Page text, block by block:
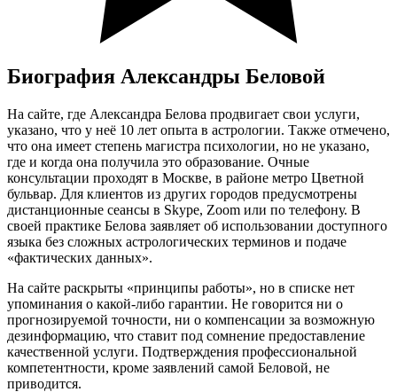
Биография Александры Беловой
На сайте, где Александра Белова продвигает свои услуги,
указано, что у неё 10 лет опыта в астрологии. Также отмечено,
что она имеет степень магистра психологии, но не указано,
где и когда она получила это образование. Очные
консультации проходят в Москве, в районе метро Цветной
бульвар. Для клиентов из других городов предусмотрены
дистанционные сеансы в Skype, Zoom или по телефону. В
своей практике Белова заявляет об использовании доступного
языка без сложных астрологических терминов и подаче
«фактических данных».
На сайте раскрыты «принципы работы», но в списке нет
упоминания о какой-либо гарантии. Не говорится ни о
прогнозируемой точности, ни о компенсации за возможную
дезинформацию, что ставит под сомнение предоставление
качественной услуги. Подтверждения профессиональной
компетентности, кроме заявлений самой Беловой, не
приводится.